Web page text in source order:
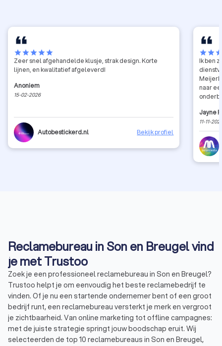
starstarstarstarstar
Zeer snel afgehandelde klusje, strak design. Korte
lijnen, en kwalitatief afgeleverd!
Anoniem
15-02-2026
Autobestickerd.nl Bekijk profiel
starstar
Ik ben
naar
Jayne
11-11-
Reclamebureau in Son en Breugel vind
je met Trustoo
Zoek je een professioneel reclamebureau in Son en Breugel?
Trustoo helpt je om eenvoudig het beste reclamebedrijf te
vinden. Of je nu een startende ondernemer bent of een groot
bedrijf runt, een reclamebureau versterkt je merk en vergroot
je zichtbaarheid. Van online marketing tot offline campagnes:
met de juiste strategie springt jouw boodschap eruit. Wij
selecteerden de top 10 reclamebureaus in Son en Breugel,